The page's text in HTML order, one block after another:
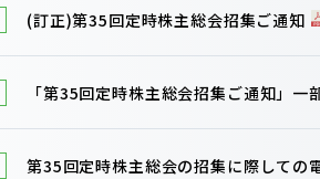
(訂正)第35回定時株主総会招集ご通知
「第35回定時株主総会招集ご通知」一
第35回定時株主総会の招集に際しての